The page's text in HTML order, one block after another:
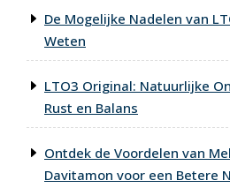
De Mogelijke Nadelen van
Weten
LTO3 Original: Natuurlijke
Rust en Balans
Ontdek de Voordelen van
Davitamon voor een Betere